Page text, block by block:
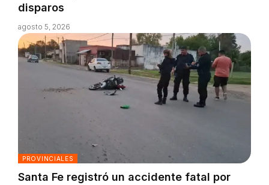
disparos
agosto 5, 2026
PROVINCIALES
Santa Fe registró un accidente fatal por